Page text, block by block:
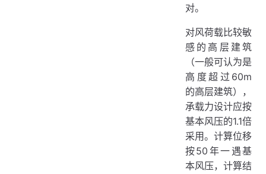
对。
对风荷载比较敏
感的高层建筑
（一般可认为是
高度超过60m
的高层建筑），
承载力设计应按
基本风压的1.1倍
采用。计算位移
按50年一遇基
本风压，计算结